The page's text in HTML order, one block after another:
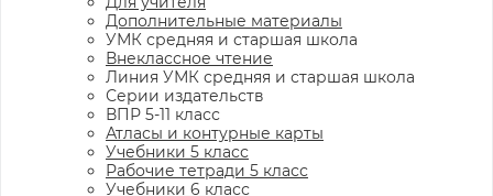
Дополнительные материалы
УМК средняя и старшая школа
Внеклассное чтение
Линия УМК средняя и старшая школа
Серии издательств
ВПР 5-11 класс
Атласы и контурные карты
Учебники 5 класс
Рабочие тетради 5 класс
Учебники 6 класс